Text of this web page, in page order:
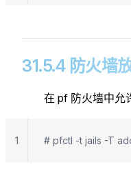
31.5.4 防火墙
在 pf 防火墙中允
# pfctl -t jails -T
1